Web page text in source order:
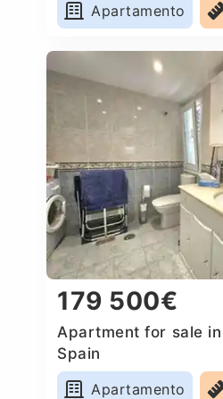
Apartamento
179 500€
Apartment for sale
Spain
Apartamento